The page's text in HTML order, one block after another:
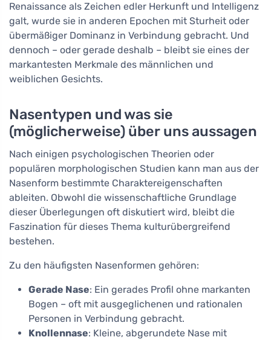
Renaissance als Zeichen edler Herkunft und Intelligenz
galt, wurde sie in anderen Epochen mit Sturheit oder
übermäßiger Dominanz in Verbindung gebracht. Und
dennoch – oder gerade deshalb – bleibt sie eines der
markantesten Merkmale des männlichen und
weiblichen Gesichts.
Nasentypen und was sie
(möglicherweise) über uns aussagen
Nach einigen psychologischen Theorien oder
populären morphologischen Studien kann man aus der
Nasenform bestimmte Charaktereigenschaften
ableiten. Obwohl die wissenschaftliche Grundlage
dieser Überlegungen oft diskutiert wird, bleibt die
Faszination für dieses Thema kulturübergreifend
bestehen.
Zu den häufigsten Nasenformen gehören:
Gerade Nase: Ein gerades Profil ohne markanten
Bogen – oft mit ausgeglichenen und rationalen
Personen in Verbindung gebracht.
Knollennase: Kleine, abgerundete Nase mit